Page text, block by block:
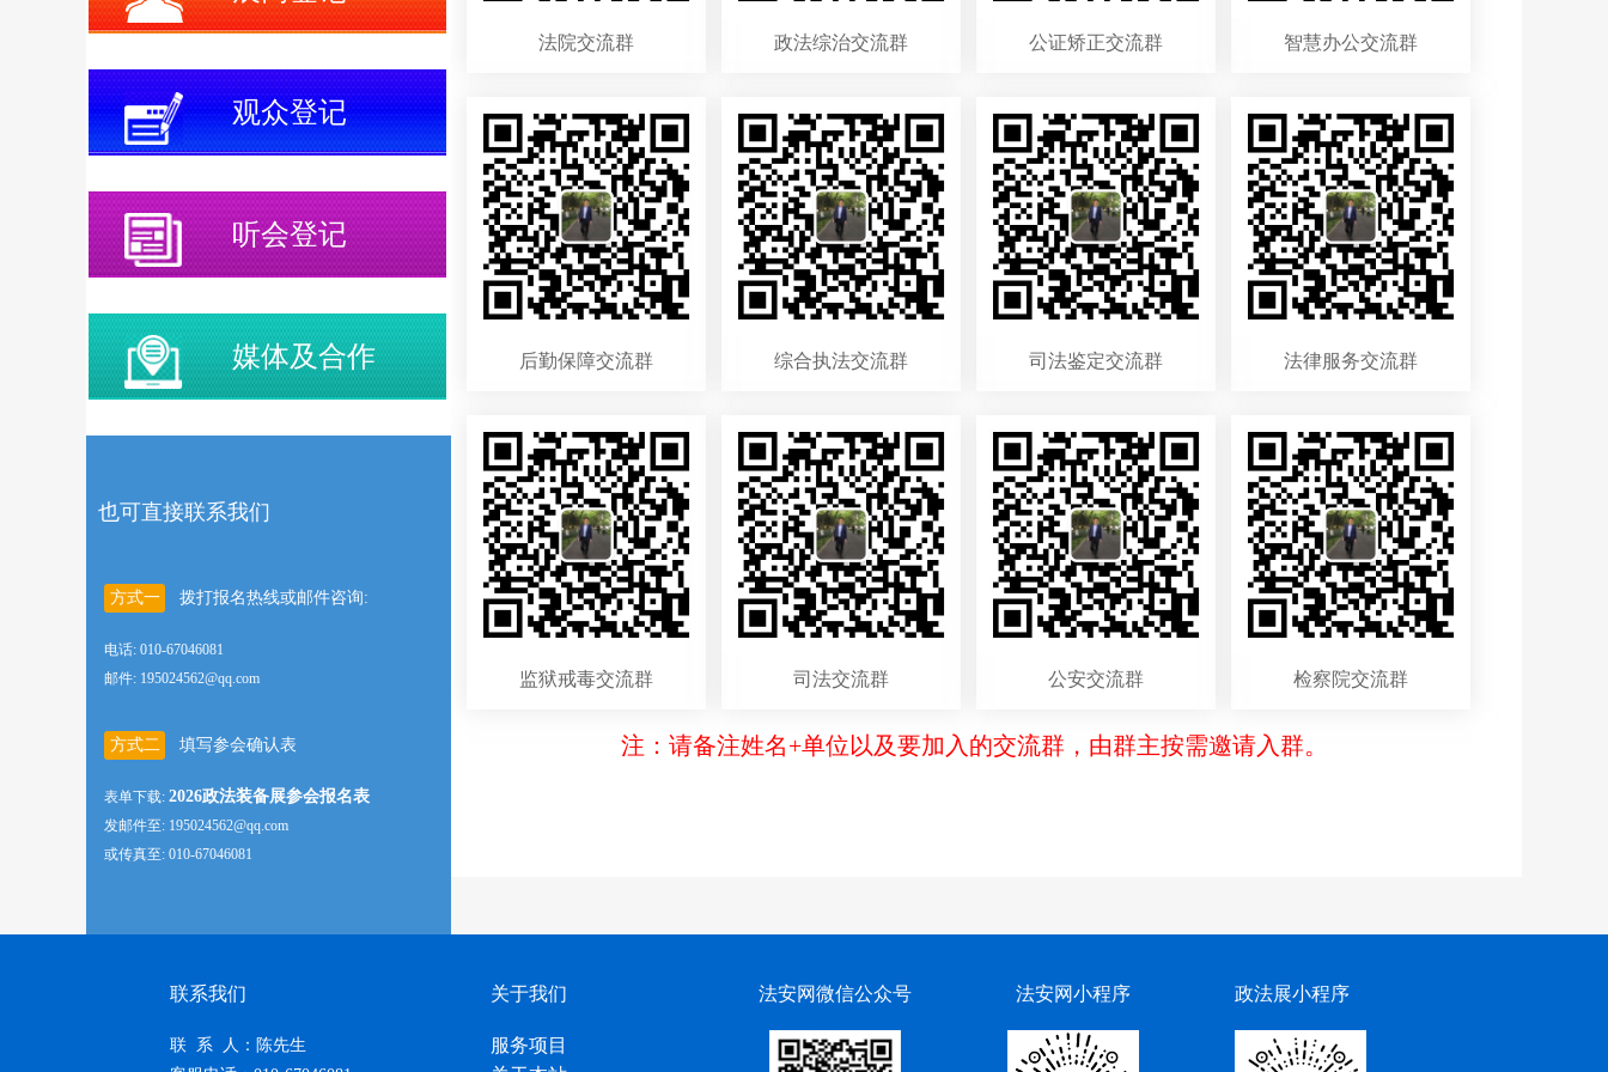
观众登记
听会登记
媒体及合作
也可直接联系我们
方式一 拨打报名热线或邮件咨询:
电话: 010-67046081
邮件: 195024562@qq.com
方式二 填写参会确认表
表单下载: 2026政法装备展参会报名表
发邮件至: 195024562@qq.com
或传真至: 010-67046081
法院交流群 政法综治交流群 公证矫正交流群 智慧办公交流群
后勤保障交流群 综合执法交流群 司法鉴定交流群 法律服务交流群
监狱戒毒交流群 司法交流群 公安交流群 检察院交流群
注：请备注姓名+单位以及要加入的交流群，由群主按需邀请入群。
联系我们
联 系 人：陈先生
关于我们
服务项目
法安网微信公众号 法安网小程序 政法展小程序